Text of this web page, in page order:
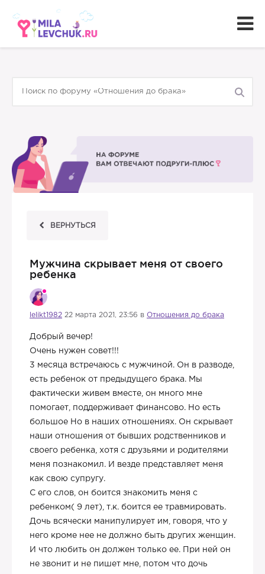
ВЕРНУТЬСЯ
Мужчина скрывает меня от своего
ребенка
lelikt1982 22 марта 2021, 23:56 в Отношения до брака
Добрый вечер!
Очень нужен совет!!!
3 месяца встречаюсь с мужчиной. Он в разводе,
есть ребенок от предыдущего брака. Мы
фактически живем вместе, он много мне
помогает, поддерживает финансово. Но есть
большое Но в наших отношениях. Он скрывает
наши отношения от бывших родственников и
своего ребенка, хотя с друзьями и родителями
меня познакомил. И везде представляет меня
как свою супругу.
С его слов, он боится знакомить меня с
ребенком( 9 лет), т.к. боится ее травмировать.
Дочь всячески манипулирует им, говоря, что у
него кроме нее не должно быть других женщин.
И что любить он должен только ее. При ней он
не звонит и не пишет мне, потом что дочь